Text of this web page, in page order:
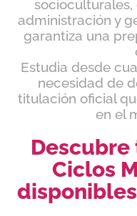
administración y
garantiza una
Estudia desde
necesidad de
titulación oficial
en el
Ciclos